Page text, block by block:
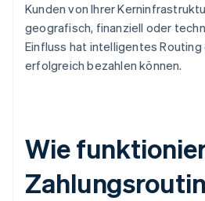
Kunden von Ihrer
geografisch, finanziell oder
Einfluss hat intelligentes Routing
erfolgreich bezahlen können.
Wie